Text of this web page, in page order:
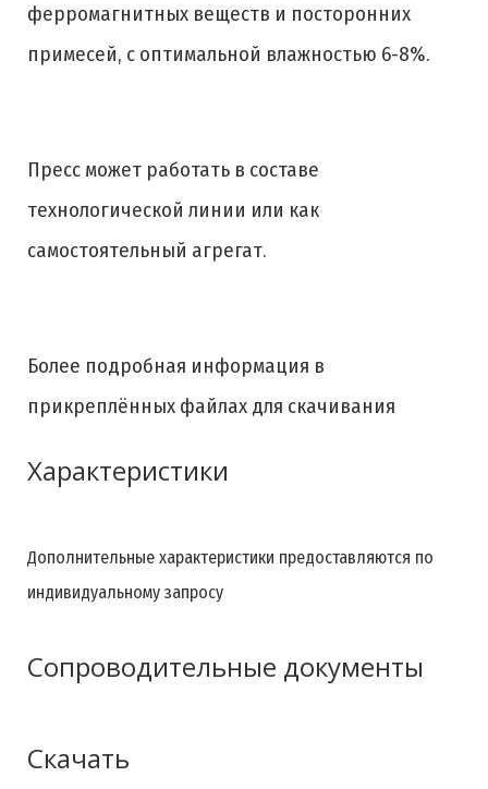
ферромагнитных веществ и посторонних
примесей, с оптимальной влажностью 6-8%.
Пресс может работать в составе
технологической линии или как
самостоятельный агрегат.
Более подробная информация в
прикреплённых файлах для скачивания
Характеристики
Дополнительные характеристики предоставляются по
индивидуальному запросу
Сопроводительные документы
При заключении договора на поставку оборудования
Скачать